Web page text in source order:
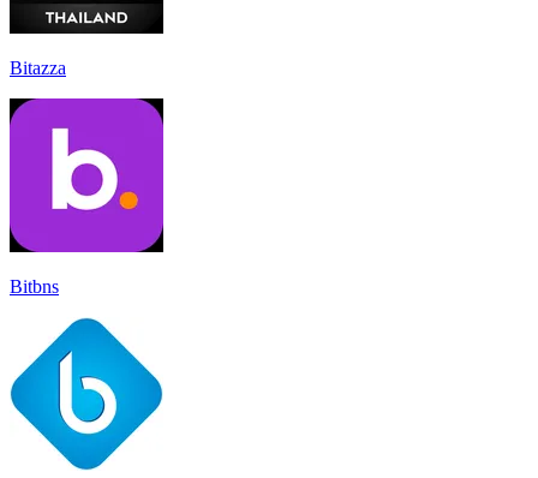
Bitazza
Bitbns